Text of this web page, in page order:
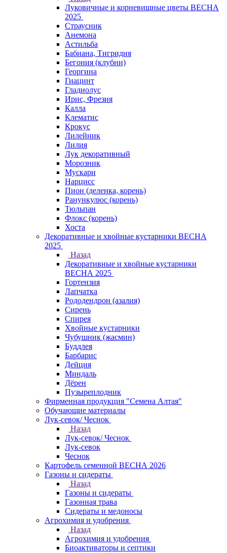
Луковичные и корневищные цветы ВЕСНА
2025
Страусник
Анемона
Астильба
Бабиана, Тигридия
Бегония (клубни)
Георгина
Гиацинт
Гладиолус
Ирис, Фрезия
Калла
Клематис
Крокус
Лилейник
Лилия
Лук декоративный
Морозник
Мускари
Нарцисс
Пион (деленка, корень)
Ранункулюс (корень)
Тюльпан
Флокс (корень)
Хоста
Декоративные и хвойные кустарники ВЕСНА
2025
Назад
Декоративные и хвойные кустарники
ВЕСНА 2025
Гортензия
Лапчатка
Рододендрон (азалия)
Сирень
Спирея
Хвойные кустарники
Чубушник (жасмин)
Буддлея
Барбарис
Дейция
Миндаль
Дёрен
Пузыреплодник
Фирменная продукция "Семена Алтая"
Обучающие материалы
Лук-севок/ Чеснок
Назад
Лук-севок/ Чеснок
Лук-севок
Чеснок
Картофель семенной ВЕСНА 2026
Газоны и сидераты
Назад
Газоны и сидераты
Газонная трава
Сидераты и медоносы
Агрохимия и удобрения
Назад
Агрохимия и удобрения
Биоактиваторы и септики